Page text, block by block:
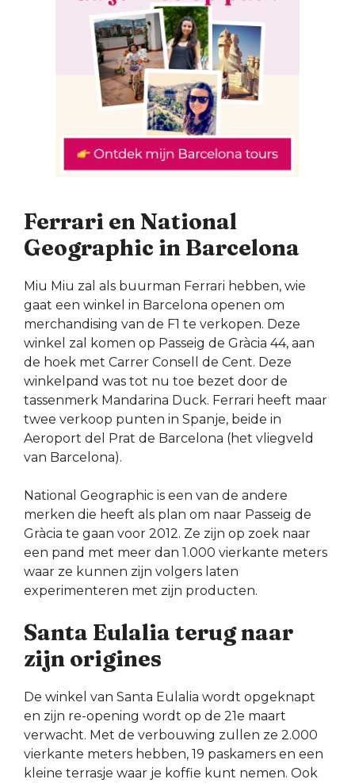
Ferrari en National
Geographic in Barcelona
Miu Miu zal als buurman Ferrari hebben, wie
gaat een winkel in Barcelona openen om
merchandising van de F1 te verkopen. Deze
winkel zal komen op Passeig de Gràcia 44, aan
de hoek met Carrer Consell de Cent. Deze
winkelpand was tot nu toe bezet door de
tassenmerk Mandarina Duck. Ferrari heeft maar
twee verkoop punten in Spanje, beide in
Aeroport del Prat de Barcelona (het vliegveld
van Barcelona).
National Geographic is een van de andere
merken die heeft als plan om naar Passeig de
Gràcia te gaan voor 2012. Ze zijn op zoek naar
een pand met meer dan 1.000 vierkante meters
waar ze kunnen zijn volgers laten
experimenteren met zijn producten.
Santa Eulalia terug naar
zijn origines
De winkel van Santa Eulalia wordt opgeknapt
en zijn re-opening wordt op de 21e maart
verwacht. Met de verbouwing zullen ze 2.000
vierkante meters hebben, 19 paskamers en een
kleine terrasje waar je koffie kunt nemen. Ook